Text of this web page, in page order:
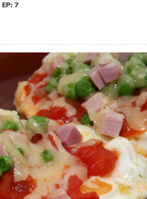
EP: 7